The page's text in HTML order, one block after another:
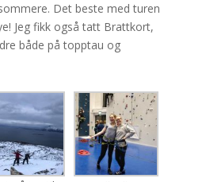
Det beste med turen
Jeg fikk også tatt Brattkort,
både på topptau og